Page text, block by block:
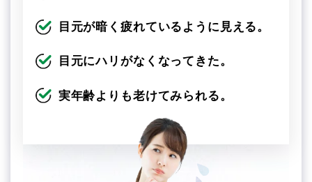
目元が暗く疲れているように見える。
目元にハリがなくなってきた。
実年齢よりも老けてみられる。